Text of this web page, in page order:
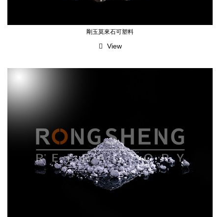
剛玉莫來石可塑料
View